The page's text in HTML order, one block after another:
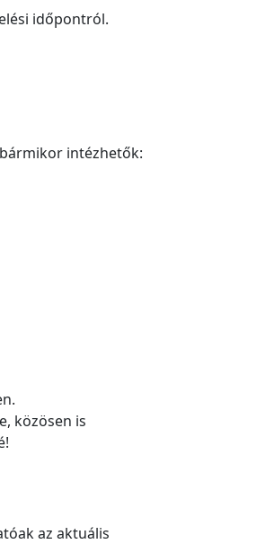
időpontról.
intézhetők:
közösen is
az aktuális